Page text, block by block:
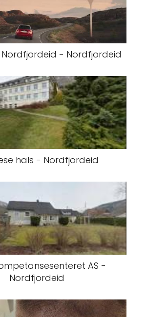
Nordfjordeid - Nordfjordeid
hals - Nordfjordeid
AS -
Nordfjordeid